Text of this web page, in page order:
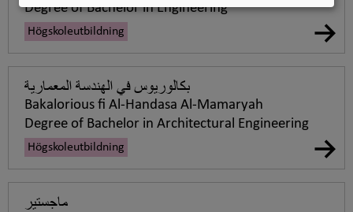
Degree of Bachelor in Engineering
Högskoleutbildning
بكالوريوس في الهندسة المعمارية
Bakalorious fi Al-Handasa Al-Mamaryah
Degree of Bachelor in Architectural Engineering
Högskoleutbildning
ماجستير